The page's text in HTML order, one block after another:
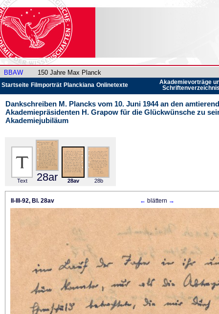
BBAW 150 Jahre Max Planck
Startseite Filmporträt Planckiana Onlinetexte
Akademievorträge
Dankschreiben M. Plancks vom 10. Juni 1944 an den
Akademiepräsidenten H. Grapow für die Glückwünsche zu
Akademiejubiläum
Text 28ar 28av 28b
II-III-92, Bl. 28av ← blättern →